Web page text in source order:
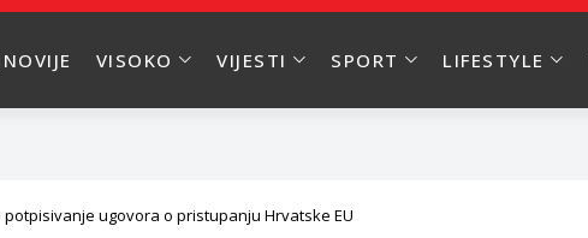
VISOKO VIJESTI SPORT LIFESTYLE
potpisivanje ugovora o pristupanju Hrvatske EU